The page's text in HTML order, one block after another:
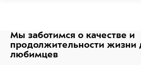
ЭНЕРГЕТИЧЕСКАЯ ЦЕННОСТЬ
100 г:92 ккал/386 кДж.
Мы заботимся о качестве и
продолжительности жизни
любимцев